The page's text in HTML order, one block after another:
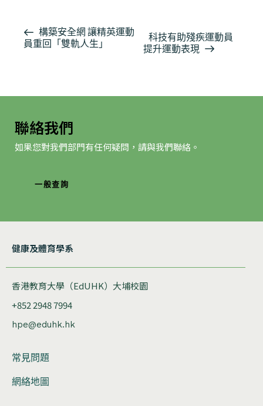
活
動
構築安全網 讓精英運動
員重回「雙軌人生」
科技有助殘疾運動員
提升運動表現
聯絡我們
如果您對我們部門有任何疑問，請與我們聯絡。
一般查詢
健康及體育學系
香港教育大學（EdUHK）大埔校園
+852 2948 7994
hpe@eduhk.hk
常見問題
網絡地圖